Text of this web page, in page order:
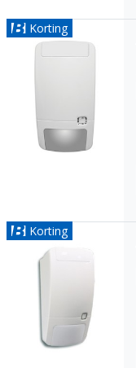
Korting
Korting